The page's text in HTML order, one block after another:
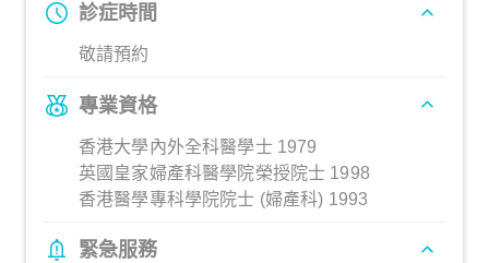
診症時間
敬請預約
專業資格
香港大學內外全科醫學士 1979
英國皇家婦產科醫學院榮授院士 1998
香港醫學專科學院院士 (婦產科) 1993
緊急服務